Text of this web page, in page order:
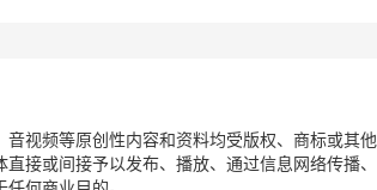
视频等原创性内容和资料均受版权、商标或其他
接或间接予以发布、播放、通过信息网络传播、